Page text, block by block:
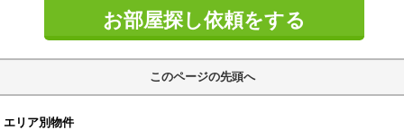
お部屋探し依頼をする
このページの先頭へ
エリア別物件